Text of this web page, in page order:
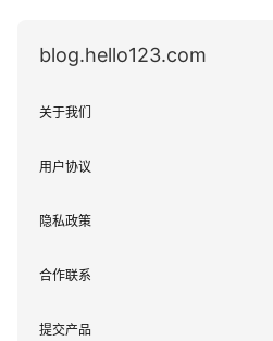
blog.hello123.com
关于我们
用户协议
隐私政策
合作联系
提交产品